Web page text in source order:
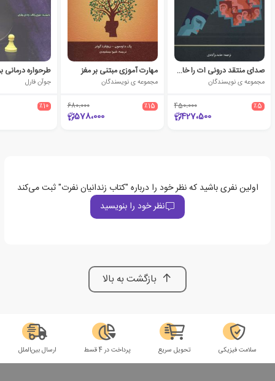
صدای منتقد درونی ات را خاموش کن
مجموعه ی نویسندگان
٪5 450،000
427،500
مهارت آموزی مبتنی بر مغز
مجموعه ی نویسندگان
٪15 680،000
578،000
جوآن فارل
٪10
اولین نفری باشید که نظر خود را درباره "کتاب زندانیان نفرت" ثبت می‌کند
نظر خود را بنویسید
بازگشت به بالا
سلامت فیزیکی تحویل سریع پرداخت در 4 قسط ارسال بین‌الملل